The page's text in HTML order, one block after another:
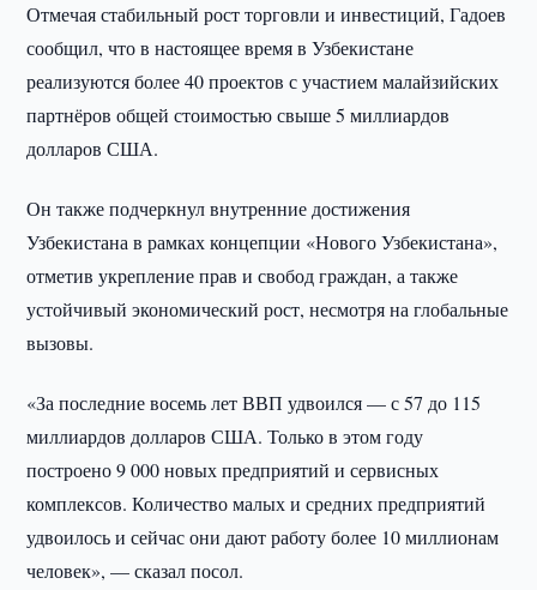
Отмечая стабильный рост торговли и инвестиций, Гадоев
сообщил, что в настоящее время в Узбекистане
реализуются более 40 проектов с участием малайзийских
партнёров общей стоимостью свыше 5 миллиардов
долларов США.
Он также подчеркнул внутренние достижения
Узбекистана в рамках концепции «Нового Узбекистана»,
отметив укрепление прав и свобод граждан, а также
устойчивый экономический рост, несмотря на глобальные
вызовы.
«За последние восемь лет ВВП удвоился — с 57 до 115
миллиардов долларов США. Только в этом году
построено 9 000 новых предприятий и сервисных
комплексов. Количество малых и средних предприятий
удвоилось и сейчас они дают работу более 10 миллионам
человек», — сказал посол.